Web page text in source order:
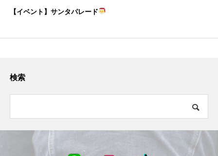
【イベント】サンタパレード
検索